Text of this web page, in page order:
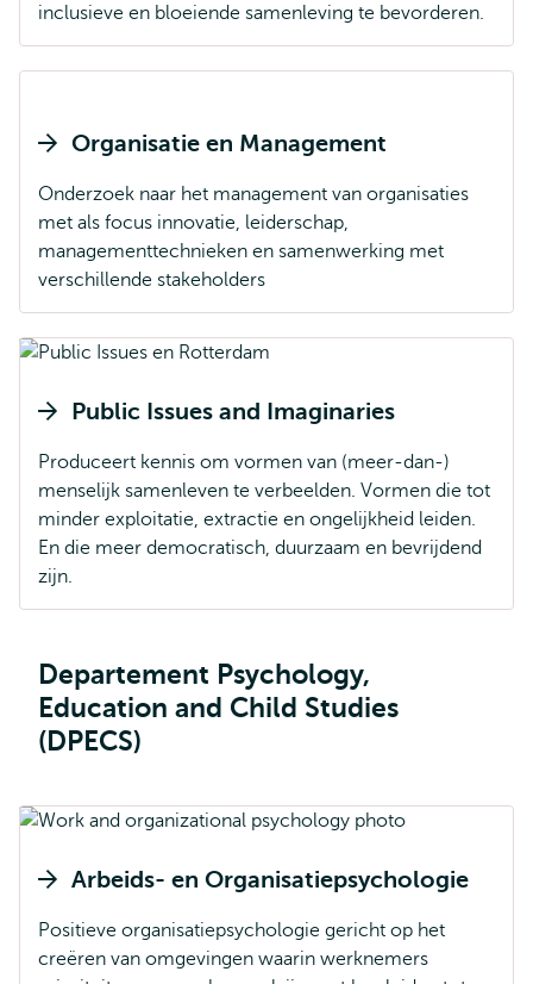
inclusieve en bloeiende samenleving te bevorderen.
Organisatie en Management
Onderzoek naar het management van organisaties
met als focus innovatie, leiderschap,
managementtechnieken en samenwerking met
verschillende stakeholders
Public Issues and Imaginaries
Produceert kennis om vormen van (meer-dan-)
menselijk samenleven te verbeelden. Vormen die tot
minder exploitatie, extractie en ongelijkheid leiden.
En die meer democratisch, duurzaam en bevrijdend
zijn.
Departement Psychology,
Education and Child Studies
(DPECS)
Arbeids- en Organisatiepsychologie
Positieve organisatiepsychologie gericht op het
creëren van omgevingen waarin werknemers